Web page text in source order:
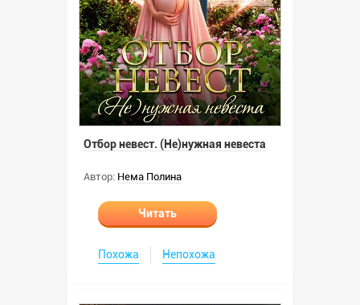
Отбор невест. (Не)нужная невеста
Автор: Нема Полина
Читать
Похожа Непохожа